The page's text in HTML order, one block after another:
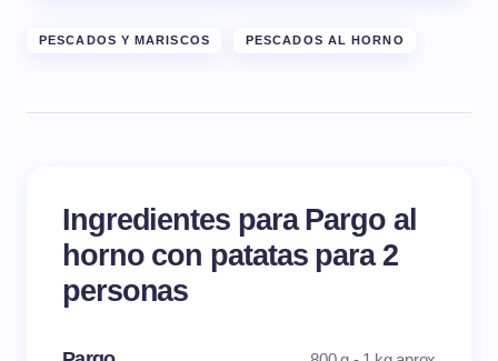
PESCADOS Y MARISCOS PESCADOS AL HORNO
Ingredientes para Pargo al
horno con patatas para 2
personas